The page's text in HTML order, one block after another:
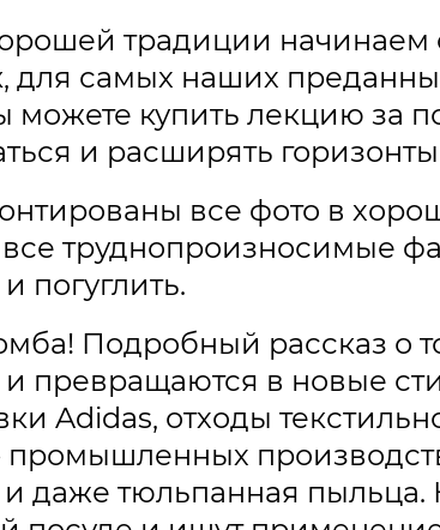
традиции начинаем
для самых наших
можете купить лекцию за
и расширять
все фото в
все труднопроизносимые
погуглить.
Подробный рассказ о
превращаются в новые
Adidas, отходы
промышленных
и даже тюльпанная